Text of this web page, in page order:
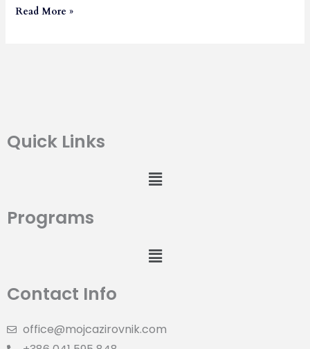
Read More »
Quick Links
Menu
Programs
Menu
Contact Info
office@mojcazirovnik.com